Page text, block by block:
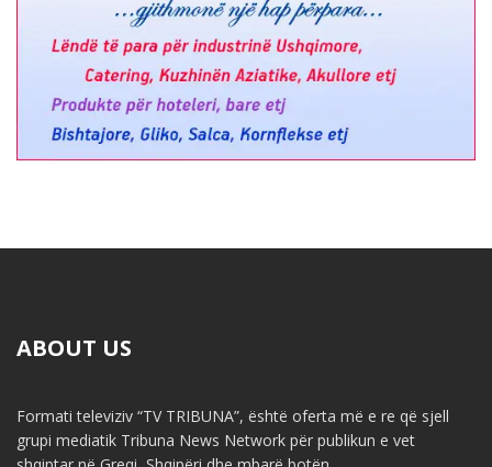
ABOUT US
Formati televiziv “TV TRIBUNA”, është oferta më e re që sjell
grupi mediatik Tribuna News Network për publikun e vet